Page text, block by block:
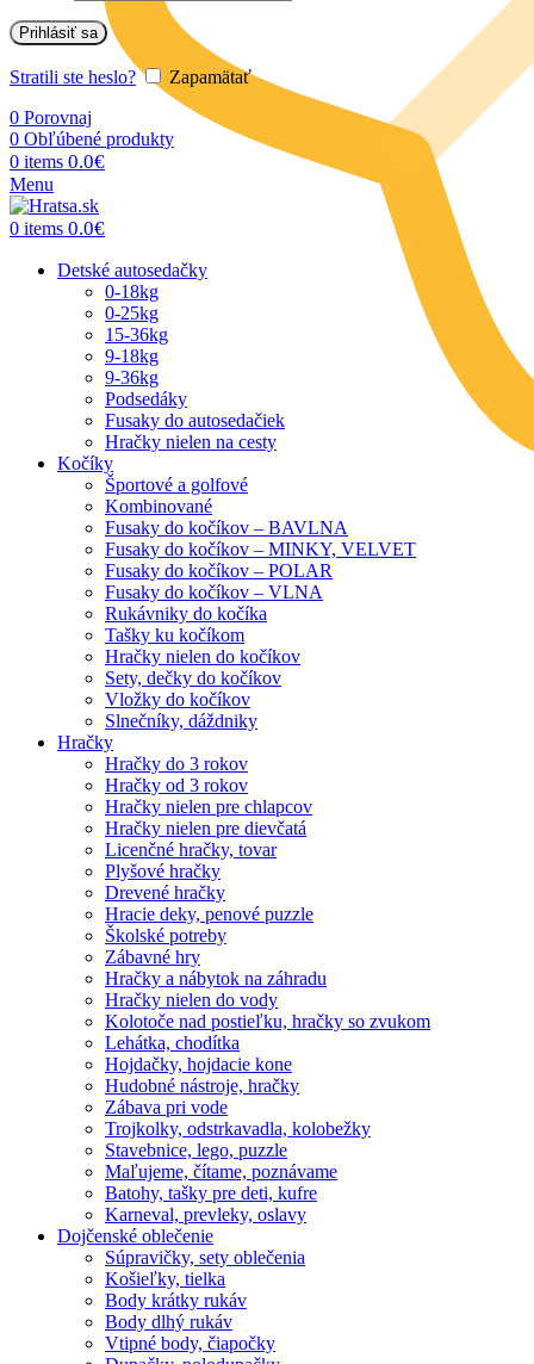
Prihlásiť sa
Stratili ste heslo?
Zapamätať
0 Porovnaj
0 Obľúbené produkty
0 items 0.0€
Menu
0 items 0.0€
Detské autosedačky
0-18kg
0-25kg
15-36kg
9-18kg
9-36kg
Podsedáky
Fusaky do autosedačiek
Hračky nielen na cesty
Kočíky
Športové a golfové
Kombinované
Fusaky do kočíkov – BAVLNA
Fusaky do kočíkov – MINKY, VELVET
Fusaky do kočíkov – POLAR
Fusaky do kočíkov – VLNA
Rukávniky do kočíka
Tašky ku kočíkom
Hračky nielen do kočíkov
Sety, dečky do kočíkov
Vložky do kočíkov
Slnečníky, dáždniky
Hračky
Hračky do 3 rokov
Hračky od 3 rokov
Hračky nielen pre chlapcov
Hračky nielen pre dievčatá
Licenčné hračky, tovar
Plyšové hračky
Drevené hračky
Hracie deky, penové puzzle
Školské potreby
Zábavné hry
Hračky a nábytok na záhradu
Hračky nielen do vody
Kolotoče nad postieľku, hračky so zvukom
Lehátka, chodítka
Hojdačky, hojdacie kone
Hudobné nástroje, hračky
Zábava pri vode
Trojkolky, odstrkavadla, kolobežky
Stavebnice, lego, puzzle
Maľujeme, čítame, poznávame
Batohy, tašky pre deti, kufre
Karneval, prevleky, oslavy
Dojčenské oblečenie
Súpravičky, sety oblečenia
Košieľky, tielka
Body krátky rukáv
Body dlhý rukáv
Vtipné body, čiapočky